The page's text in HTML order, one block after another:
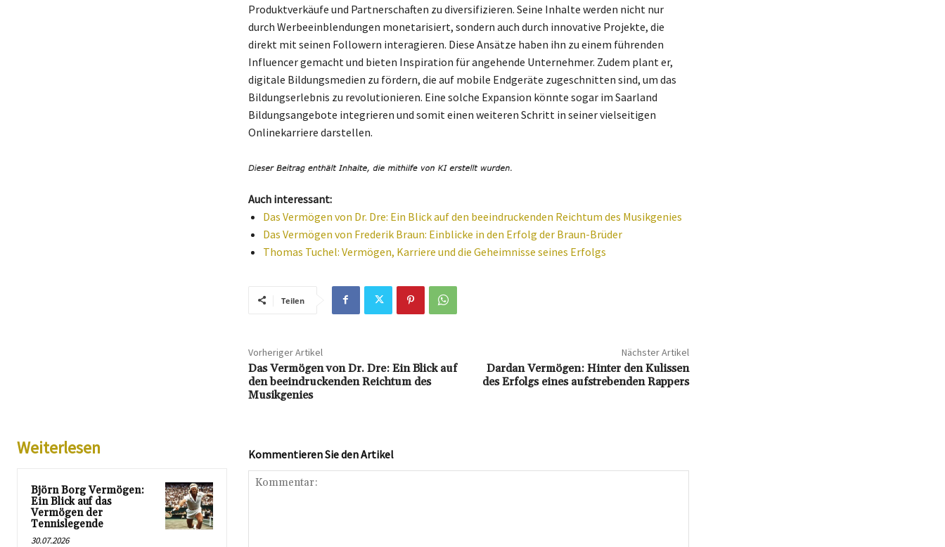
Produktverkäufe und Partnerschaften zu diversifizieren. Seine Inhalte werden nicht nur
durch Werbeeinblendungen monetarisiert, sondern auch durch innovative Projekte, die
direkt mit seinen Followern interagieren. Diese Ansätze haben ihn zu einem führenden
Influencer gemacht und bieten Inspiration für angehende Unternehmer. Zudem plant er,
digitale Bildungsmedien zu fördern, die auf mobile Endgeräte zugeschnitten sind, um das
Bildungserlebnis zu revolutionieren. Eine solche Expansion könnte sogar im Saarland
Bildungsangebote integrieren und somit einen weiteren Schritt in seiner vielseitigen
Onlinekarriere darstellen.
Auch interessant:
Das Vermögen von Dr. Dre: Ein Blick auf den beeindruckenden Reichtum des Musikgenies
Das Vermögen von Frederik Braun: Einblicke in den Erfolg der Braun-Brüder
Thomas Tuchel: Vermögen, Karriere und die Geheimnisse seines Erfolgs
Teilen
Vorheriger Artikel
Das Vermögen von Dr. Dre: Ein Blick auf
den beeindruckenden Reichtum des
Musikgenies
Nächster Artikel
Dardan Vermögen: Hinter den Kulissen
des Erfolgs eines aufstrebenden Rappers
Weiterlesen
Björn Borg Vermögen:
Ein Blick auf das
Vermögen der
Tennislegende
30.07.2026
Kommentieren Sie den Artikel